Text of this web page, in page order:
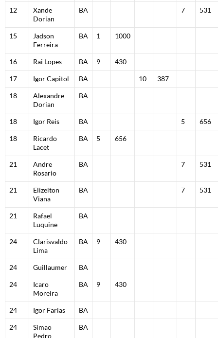
12
Xande
Dorian
BA 7 531
15
Jadson
Ferreira
BA 1 1000
16 Rai Lopes BA 9 430
17 Igor Capitol BA 10 387
18
Alexandre
Dorian
BA
18 Igor Reis BA 5 656
18
Ricardo
Lacet
BA 5 656
21
Andre
Rosario
BA 7 531
21
Elizelton
Viana
BA 7 531
21
Rafael
Luquine
BA
24
Clarisvaldo
Lima
BA 9 430
24 Guillaumer BA
24
Icaro
Moreira
BA 9 430
24 Igor Farias BA
24
Simao
Pedro
BA